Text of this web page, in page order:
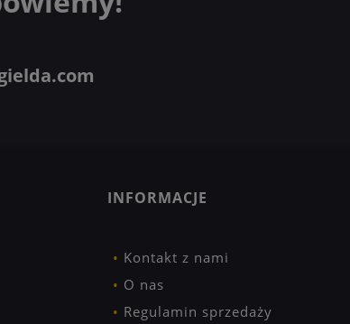
INFORMACJE
Kontakt z nami
O nas
Regulamin sprzedaży